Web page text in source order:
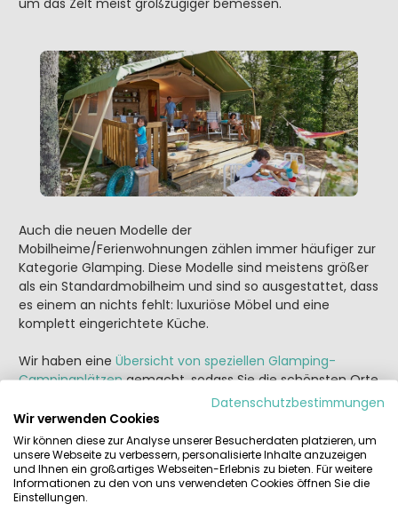
Auch die neuen Modelle der
Mobilheime/Ferienwohnungen zählen immer häufiger zur
Kategorie Glamping. Diese Modelle sind meistens größer
als ein Standardmobilheim und sind so ausgestattet, dass
es einem an nichts fehlt: luxuriöse Möbel und eine
komplett eingerichtete Küche.
Wir haben eine Übersicht von speziellen Glamping-
Campingplätzengemacht, sodass Sie die schönsten Orte
in Europa schnell finden können. Glamping ist der Favorit
unserer Besucher. Sie können wählen aus kleinen
charmanten Campingplätzen in Frankreich, den
Niederlanden oder Italien, aber auch den größeren
Campingplätzen in allen europäischen Ferienländern.
Diese kinderfreundlichen großen Campingplätze haben
meist einen Teil ihres Platzes mit echten Glamping-
Datenschutzbestimmungen
Wir verwenden Cookies
Wir können diese zur Analyse unserer Besucherdaten platzieren, um
unsere Webseite zu verbessern, personalisierte Inhalte anzuzeigen
und Ihnen ein großartiges Webseiten-Erlebnis zu bieten. Für weitere
Informationen zu den von uns verwendeten Cookies öffnen Sie die
Einstellungen.